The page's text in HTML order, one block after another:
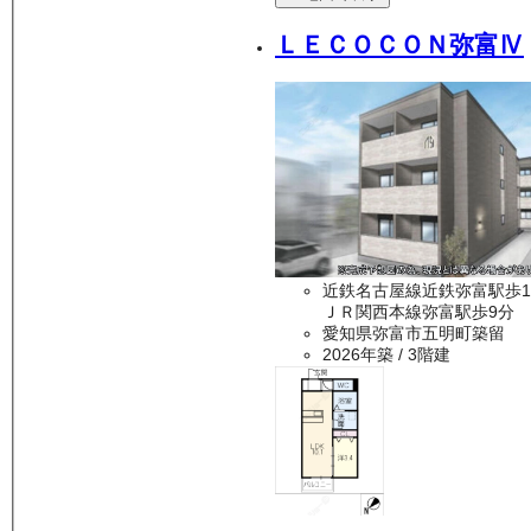
ＬＥＣＯＣＯＮ弥富Ⅳ
近鉄名古屋線近鉄弥富駅歩
ＪＲ関西本線弥富駅歩9分
愛知県弥富市五明町築留
2026年築 / 3階建